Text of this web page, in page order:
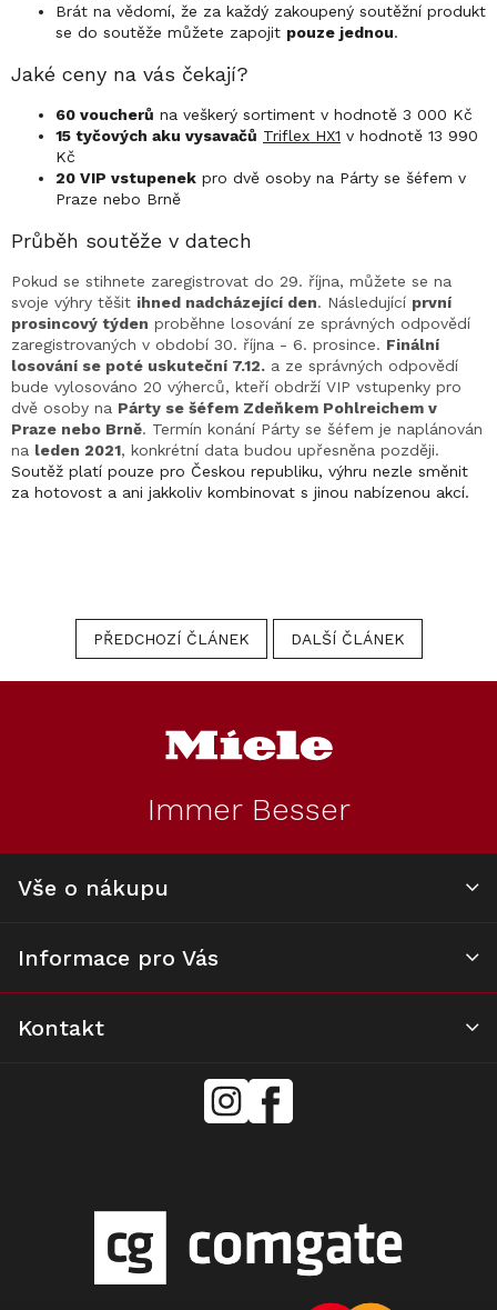
Brát na vědomí, že za každý zakoupený soutěžní produkt
se do soutěže můžete zapojit pouze jednou.
Jaké ceny na vás čekají?
60 voucherů na veškerý sortiment v hodnotě 3 000 Kč
15 tyčových aku vysavačů Triflex HX1 v hodnotě 13 990
Kč
20 VIP vstupenek pro dvě osoby na Párty se šéfem v
Praze nebo Brně
Průběh soutěže v datech
Pokud se stihnete zaregistrovat do 29. října, můžete se na
svoje výhry těšit ihned nadcházející den. Následující první
prosincový týden proběhne losování ze správných odpovědí
zaregistrovaných v období 30. října - 6. prosince. Finální
losování se poté uskuteční 7.12. a ze správných odpovědí
bude vylosováno 20 výherců, kteří obdrží VIP vstupenky pro
dvě osoby na Párty se šéfem Zdeňkem Pohlreichem v
Praze nebo Brně. Termín konání Párty se šéfem je naplánován
na leden 2021, konkrétní data budou upřesněna později.
Soutěž platí pouze pro Českou republiku, výhru nezle směnit
za hotovost a ani jakkoliv kombinovat s jinou nabízenou akcí.
PŘEDCHOZÍ ČLÁNEK DALŠÍ ČLÁNEK
Immer Besser
Vše o nákupu
Informace pro Vás
Kontakt
mielecentervlasek
Miele
Center